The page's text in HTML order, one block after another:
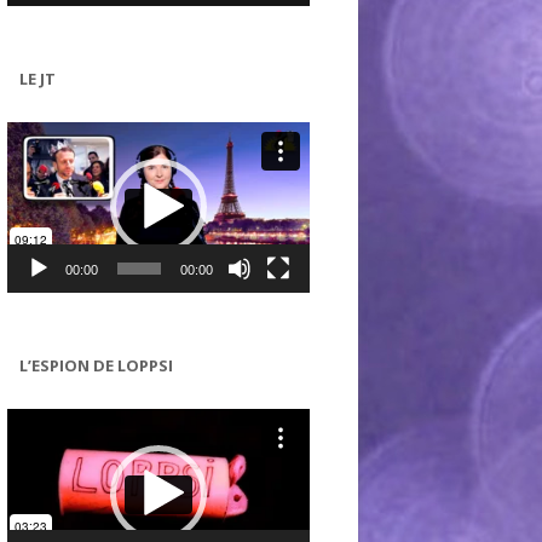
LE JT
Lecteur
vidéo
00:00 00:00
L’ESPION DE LOPPSI
Lecteur